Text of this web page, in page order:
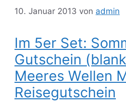
10. Januar 2013 von admin
Im 5er Set:
Gutschein
Meeres Wellen
Reisegutschein